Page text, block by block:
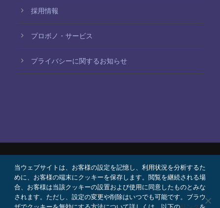
採用情報
プロボノ・サービス
プライバシーに関するお知らせ
© 2026 Bello, Gallardo, Bonequi y García,
S.C.
コンテンツは自動翻訳されています。言語によって
当ウェブサイトは、お客様の設定を記憶し、利用状況を分析するた
めに、お客様の端末にクッキーを保存します。閲覧を継続される場
合、お客様は当該クッキーの設置および使用に同意したものとみな
されます。ただし、設定の変更や削除はいつでも可能です。ブラウ